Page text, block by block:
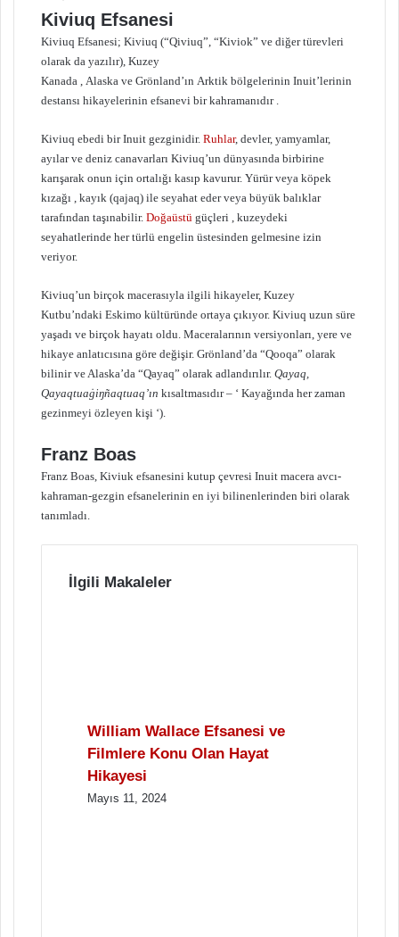
Kiviuq Efsanesi
Kiviuq Efsanesi; Kiviuq (“Qiviuq”, “Kiviok” ve diğer türevleri
olarak da yazılır), Kuzey
Kanada , Alaska ve Grönland’ın Arktik bölgelerinin Inuit’lerinin
destansı hikayelerinin efsanevi bir kahramanıdır .
Kiviuq ebedi bir Inuit gezginidir. Ruhlar, devler, yamyamlar,
ayılar ve deniz canavarları Kiviuq’un dünyasında birbirine
karışarak onun için ortalığı kasıp kavurur. Yürür veya köpek
kızağı , kayık (qajaq) ile seyahat eder veya büyük balıklar
tarafından taşınabilir. Doğaüstü güçleri , kuzeydeki
seyahatlerinde her türlü engelin üstesinden gelmesine izin
veriyor.
Kiviuq’un birçok macerasıyla ilgili hikayeler, Kuzey
Kutbu’ndaki Eskimo kültüründe ortaya çıkıyor. Kiviuq uzun süre
yaşadı ve birçok hayatı oldu. Maceralarının versiyonları, yere ve
hikaye anlatıcısına göre değişir. Grönland’da “Qooqa” olarak
bilinir ve Alaska’da “Qayaq” olarak adlandırılır. Qayaq,
Qayaqtuaġiŋñaqtuaq’ın kısaltmasıdır – ‘ Kayağında her zaman
gezinmeyi özleyen kişi ‘).
Franz Boas
Franz Boas, Kiviuk efsanesini kutup çevresi Inuit macera avcı-
kahraman-gezgin efsanelerinin en iyi bilinenlerinden biri olarak
tanımladı.
İlgili Makaleler
William Wallace Efsanesi ve
Filmlere Konu Olan Hayat
Hikayesi
Mayıs 11, 2024